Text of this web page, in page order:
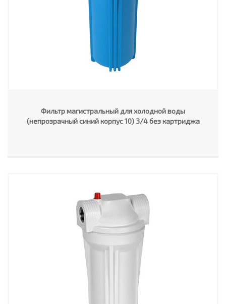
Фильтр магистральный для холодной воды
(непрозрачный синий корпус 10) 3/4 без картриджа